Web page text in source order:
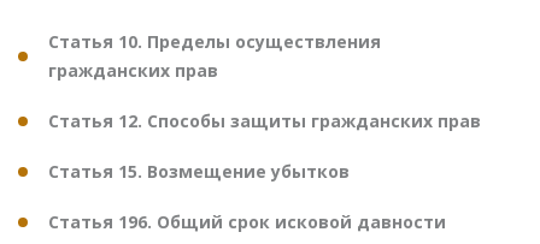
Статья 10. Пределы осуществления
гражданских прав
Статья 12. Способы защиты гражданских прав
Статья 15. Возмещение убытков
Статья 196. Общий срок исковой давности